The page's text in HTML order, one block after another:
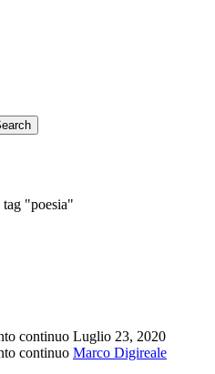
"poesia"
continuo Luglio 23, 2020
continuo Marco Digireale